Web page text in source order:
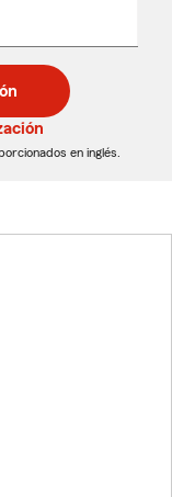
en inglés.